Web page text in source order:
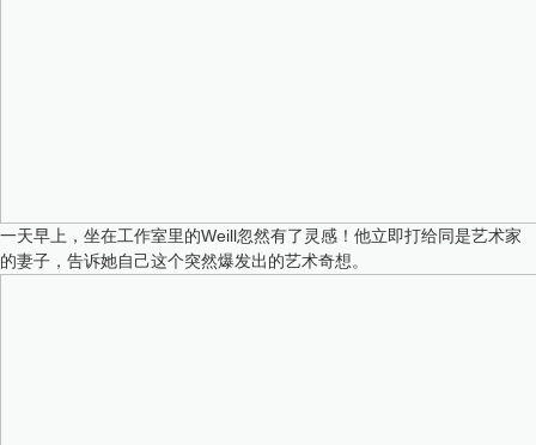
一天早上，坐在工作室里的Weill忽然有了灵感！他立即打给同是艺术家
的妻子，告诉她自己这个突然爆发出的艺术奇想。